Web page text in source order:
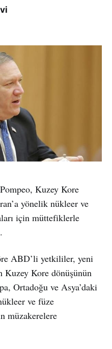
Kuzey Kore
yönelik nükleer ve
için müttefiklerle
ABD’li yetkililer, yeni
Kuzey Kore dönüşünün
Ortadoğu ve Asya’daki
ve füze
müzakerelere